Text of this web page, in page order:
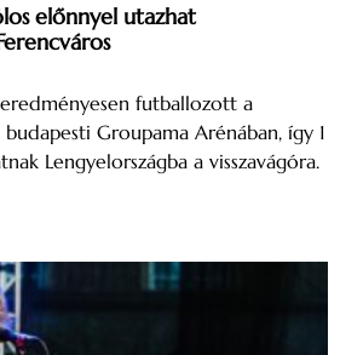
előnnyel utazhat
futballozott a
budapesti Groupama Arénában, így 1
Lengyelországba a visszavágóra.